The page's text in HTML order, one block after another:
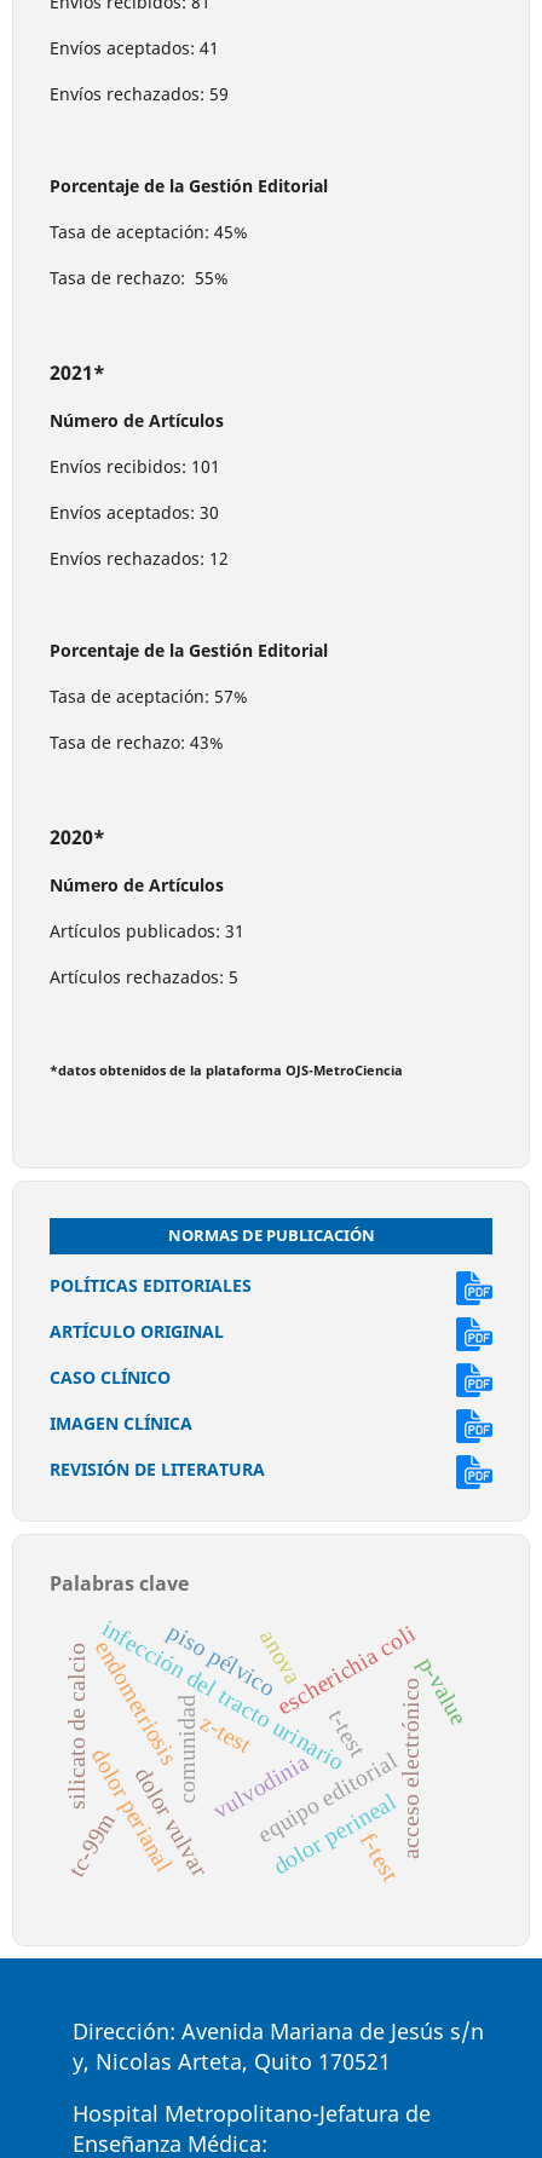
Envíos aceptados: 41
Envíos rechazados: 59
Porcentaje de la Gestión Editorial
Tasa de aceptación: 45%
Tasa de rechazo: 55%
2021*
Número de Artículos
Envíos recibidos: 101
Envíos aceptados: 30
Envíos rechazados: 12
Porcentaje de la Gestión Editorial
Tasa de aceptación: 57%
Tasa de rechazo: 43%
2020*
Número de Artículos
Artículos publicados: 31
Artículos rechazados: 5
*datos obtenidos de la plataforma OJS-MetroCiencia
NORMAS DE PUBLICACIÓN
POLÍTICAS EDITORIALES
ARTÍCULO ORIGINAL
CASO CLÍNICO
IMAGEN CLÍNICA
REVISIÓN DE LITERATURA
Palabras clave
equipo editorialacceso electrónico
infección del tracto urinario
comunidad
escherichia coli
dolor perineal
vulvodinia
dolor vulvar
dolor perianal
piso pélvico
silicato de calcio p-value
z-test t-test
anova
f-test
endometriosis
tc-99m
Dirección: Avenida Mariana de Jesús s/n
y, Nicolas Arteta, Quito 170521
Hospital Metropolitano-Jefatura de
Enseñanza Médica: